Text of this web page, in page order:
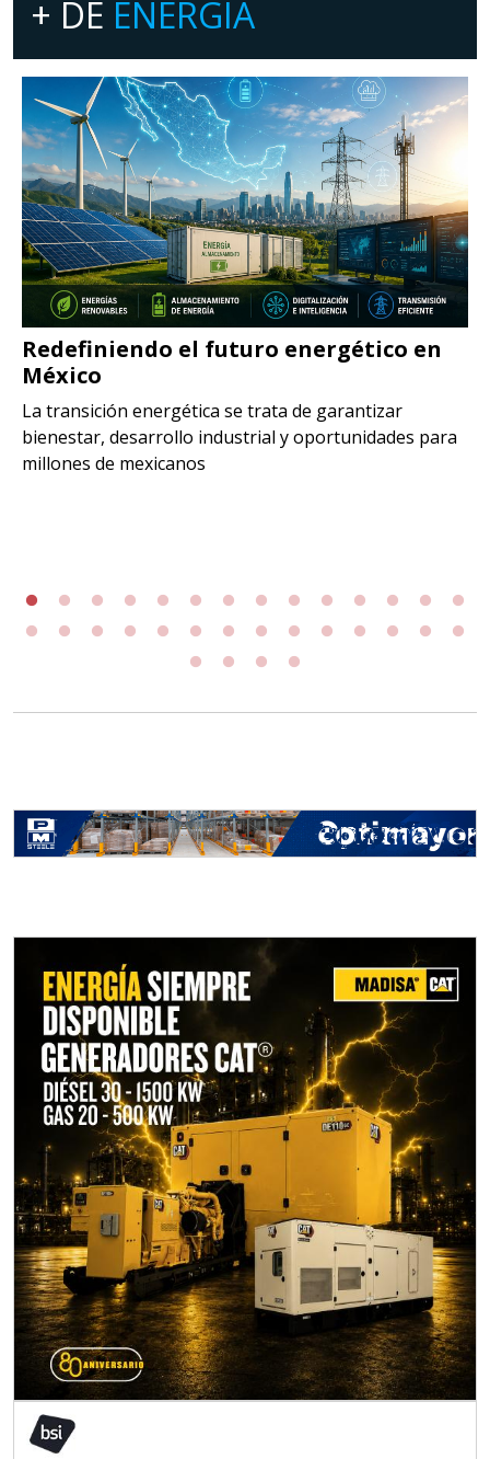
+ DE ENERGÍA
Redefiniendo el futuro energético en
México
La transición energética se trata de garantizar
bienestar, desarrollo industrial y oportunidades para
millones de mexicanos